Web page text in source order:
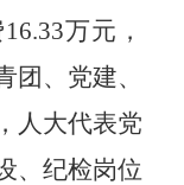
16.33万元，
团、党建、
人大代表党
、纪检岗位